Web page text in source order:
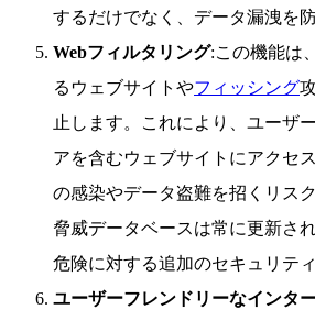
するだけでなく、データ漏洩を防
Webフィルタリング:この機能は
るウェブサイトやフィッシング
止します。これにより、ユーザ
アを含むウェブサイトにアクセ
の感染やデータ盗難を招くリス
脅威データベースは常に更新さ
危険に対する追加のセキュリテ
ユーザーフレンドリーなインタ